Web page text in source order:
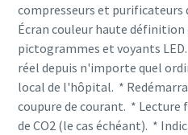
compresseurs et
Écran couleur haute définition
pictogrammes et voyants
réel depuis n'importe quel
local de l'hôpital. *
coupure de courant. * Lecture
de CO2 (le cas échéant). *